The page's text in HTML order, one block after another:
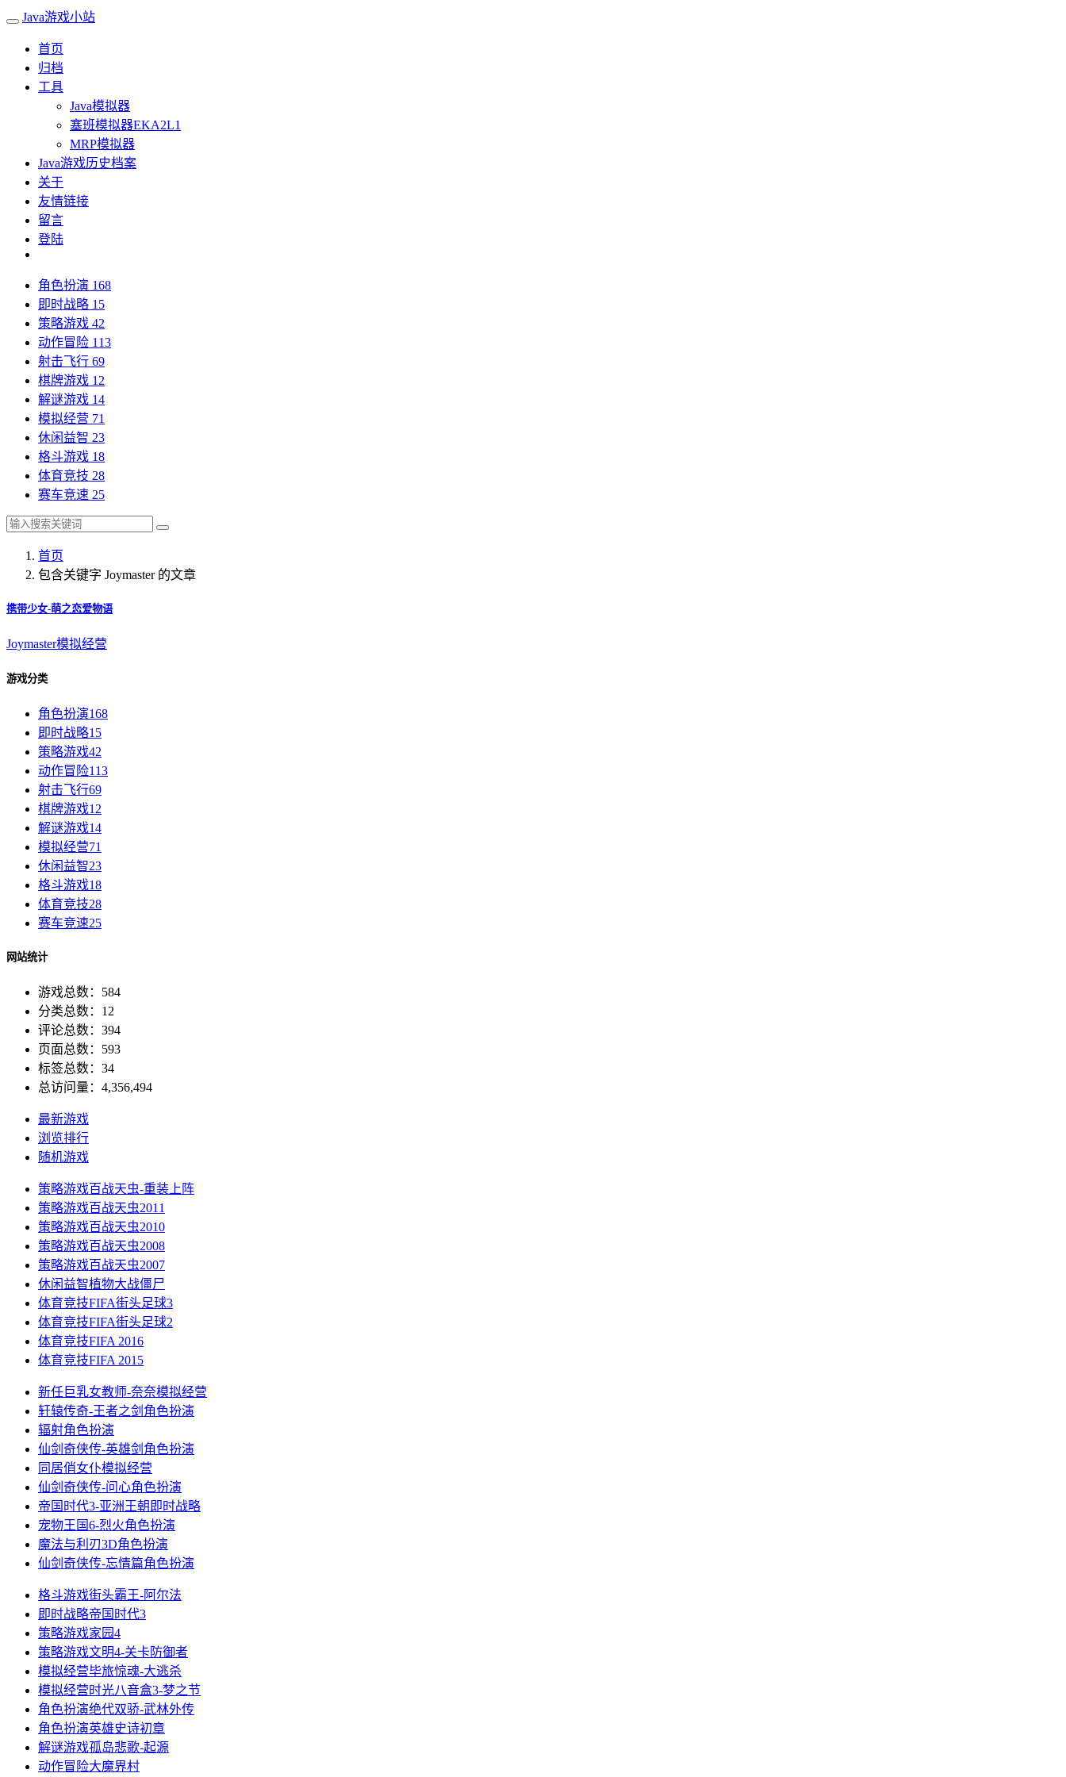
Java游戏小站
首页
归档
工具
Java模拟器
塞班模拟器EKA2L1
MRP模拟器
Java游戏历史档案
关于
友情链接
留言
登陆
角色扮演 168
即时战略 15
策略游戏 42
动作冒险 113
射击飞行 69
棋牌游戏 12
解谜游戏 14
模拟经营 71
休闲益智 23
格斗游戏 18
体育竞技 28
赛车竞速 25
首页
包含关键字 Joymaster 的文章
携带少女-萌之恋爱物语
Joymaster模拟经营
游戏分类
角色扮演168
即时战略15
策略游戏42
动作冒险113
射击飞行69
棋牌游戏12
解谜游戏14
模拟经营71
休闲益智23
格斗游戏18
体育竞技28
赛车竞速25
网站统计
游戏总数：584
分类总数：12
评论总数：394
页面总数：593
标签总数：34
总访问量：4,356,494
最新游戏
浏览排行
随机游戏
策略游戏百战天虫-重装上阵
策略游戏百战天虫2011
策略游戏百战天虫2010
策略游戏百战天虫2008
策略游戏百战天虫2007
休闲益智植物大战僵尸
体育竞技FIFA街头足球3
体育竞技FIFA街头足球2
体育竞技FIFA 2016
体育竞技FIFA 2015
新任巨乳女教师-奈奈模拟经营
轩辕传奇-王者之剑 角色扮演
辐射角色扮演
仙剑奇侠传-英雄剑 角色扮演
同居俏女仆模拟经营
仙剑奇侠传-问心角色扮演
帝国时代3-亚洲王朝 即时战略
宠物王国6-烈火角色扮演
魔法与利刃3D角色扮演
仙剑奇侠传-忘情篇角色扮演
格斗游戏街头霸王-阿尔法
即时战略帝国时代3
策略游戏家园4
策略游戏文明4-关卡防御者
模拟经营毕旅惊魂-大逃杀
模拟经营时光八音盒3-梦之节
角色扮演绝代双骄-武林外传
角色扮演英雄史诗初章
解谜游戏孤岛悲歌-起源
动作冒险大魔界村